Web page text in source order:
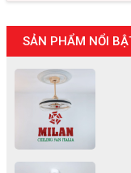
SẢN PHẨM NỔI